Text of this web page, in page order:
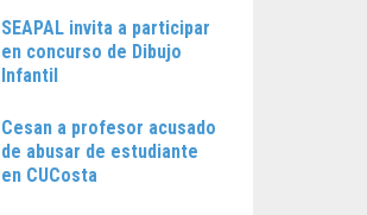
SEAPAL invita a participar
en concurso de Dibujo
Infantil
Cesan a profesor acusado
de abusar de estudiante
en CUCosta